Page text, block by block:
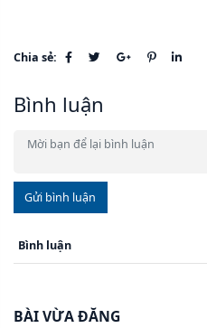
Chia sẻ:
Bình luận
Gửi bình luận
Bình luận
BÀI VỪA ĐĂNG